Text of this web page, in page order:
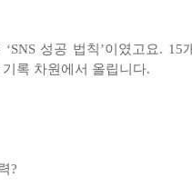
성공 법칙’이였고요. 15
기록 차원에서 올립니다.
?